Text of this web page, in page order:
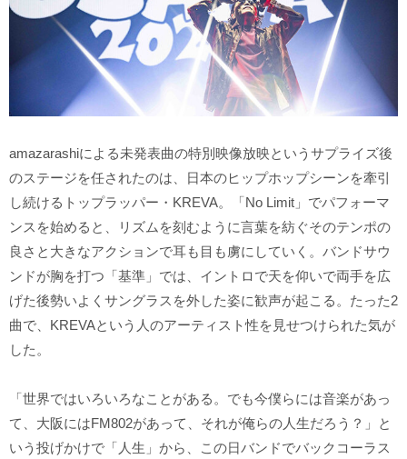
amazarashiによる未発表曲の特別映像放映というサプライズ後
のステージを任されたのは、日本のヒップホップシーンを牽引
し続けるトップラッパー・KREVA。「No Limit」でパフォーマ
ンスを始めると、リズムを刻むように言葉を紡ぐそのテンポの
良さと大きなアクションで耳も目も虜にしていく。バンドサウ
ンドが胸を打つ「基準」では、イントロで天を仰いで両手を広
げた後勢いよくサングラスを外した姿に歓声が起こる。たった2
曲で、KREVAという人のアーティスト性を見せつけられた気が
した。
「世界ではいろいろなことがある。でも今僕らには音楽があっ
て、大阪にはFM802があって、それが俺らの人生だろう？」と
いう投げかけで「人生」から、この日バンドでバックコーラス